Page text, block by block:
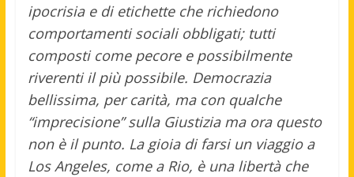
ipocrisia e di etichette che richiedono
comportamenti sociali obbligati; tutti
composti come pecore e possibilmente
riverenti il più possibile. Democrazia
bellissima, per carità, ma con qualche
“imprecisione” sulla Giustizia ma ora questo
non è il punto. La gioia di farsi un viaggio a
Los Angeles, come a Rio, è una libertà che